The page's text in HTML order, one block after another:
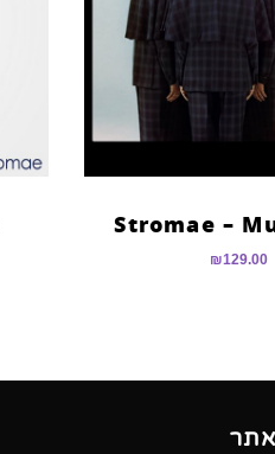
Stromae –
₪129.00